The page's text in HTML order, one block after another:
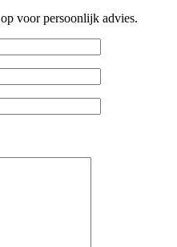
voor persoonlijk advies.